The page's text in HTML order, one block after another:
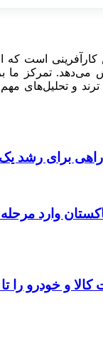
کارآفرینی است که
تمرکز ما بر
و تحلیل‌های مهم
وارد
و خودرو را تا